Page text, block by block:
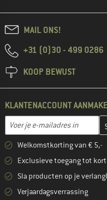
MAIL ONS!
+31 (0)30 - 499 0286
KOOP BEWUST
KLANTENACCOUNT
E-mailadres
Vul je e-mailadres hier in en
Welkomstkorting van €
Exclusieve toegang tot
Sla producten op je
Verjaardagsverrassing